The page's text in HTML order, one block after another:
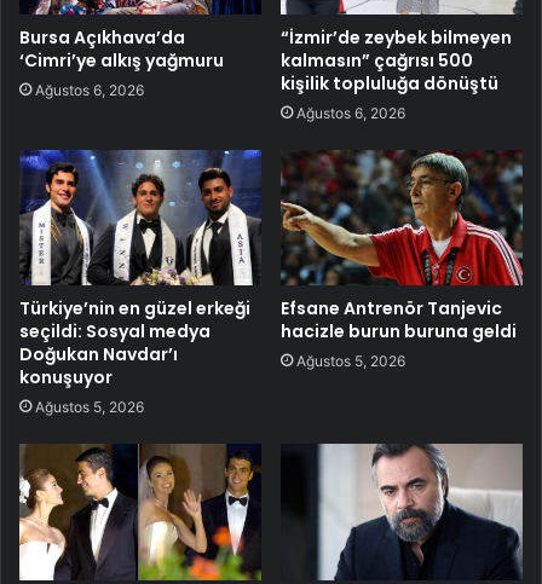
Bursa Açıkhava’da
‘Cimri’ye alkış yağmuru
Ağustos 6, 2026
“İzmir’de zeybek bilmeyen
kalmasın” çağrısı 500
kişilik topluluğa dönüştü
Ağustos 6, 2026
Türkiye’nin en güzel erkeği
seçildi: Sosyal medya
Doğukan Navdar’ı
konuşuyor
Ağustos 5, 2026
Efsane Antrenör Tanjevic
hacizle burun buruna geldi
Ağustos 5, 2026